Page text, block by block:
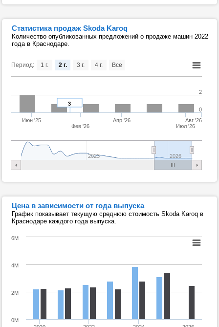
Статистика продаж Skoda Karoq
Количество опубликованных предложений о продаже машин 2022
года в Краснодаре.
Период:
3
Июн '25
Фев '26
Апр '26
Июл '26
Авг '26
2023 2026
0
2
1 г. 2 г. 3 г. 4 г. Все
Цена в зависимости от года выпуска
График показывает текущую среднюю стоимость Skoda Karoq в
Краснодаре каждого года выпуска.
0M
2M
4M
6M